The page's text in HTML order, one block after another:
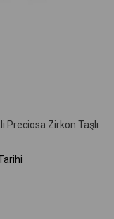
Preciosa Zirkon Taşlı